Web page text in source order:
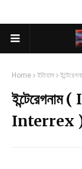
Home ইতিহাস
Interrex )